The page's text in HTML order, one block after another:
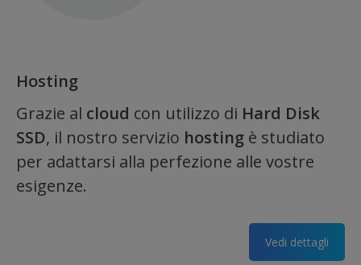
Hosting
Grazie al cloud con utilizzo di Hard Disk
SSD, il nostro servizio hosting è studiato
per adattarsi alla perfezione alle vostre
esigenze.
Vedi dettagli